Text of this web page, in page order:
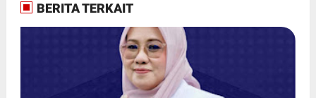
BERITA TERKAIT